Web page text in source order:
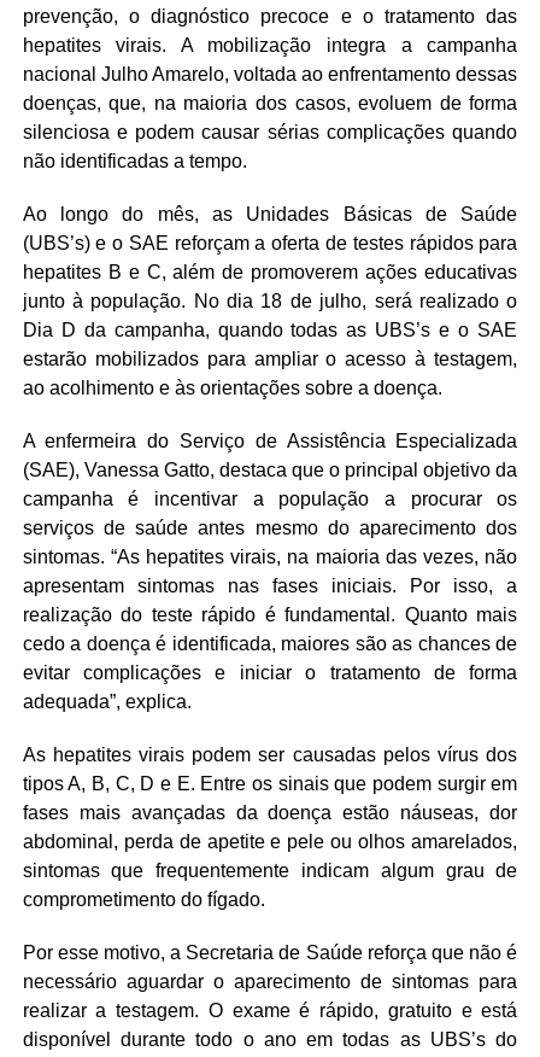
prevenção, o diagnóstico precoce e o tratamento das
hepatites virais. A mobilização integra a campanha
nacional Julho Amarelo, voltada ao enfrentamento dessas
doenças, que, na maioria dos casos, evoluem de forma
silenciosa e podem causar sérias complicações quando
não identificadas a tempo.
Ao longo do mês, as Unidades Básicas de Saúde
(UBS’s) e o SAE reforçam a oferta de testes rápidos para
hepatites B e C, além de promoverem ações educativas
junto à população. No dia 18 de julho, será realizado o
Dia D da campanha, quando todas as UBS’s e o SAE
estarão mobilizados para ampliar o acesso à testagem,
ao acolhimento e às orientações sobre a doença.
A enfermeira do Serviço de Assistência Especializada
(SAE), Vanessa Gatto, destaca que o principal objetivo da
campanha é incentivar a população a procurar os
serviços de saúde antes mesmo do aparecimento dos
sintomas. “As hepatites virais, na maioria das vezes, não
apresentam sintomas nas fases iniciais. Por isso, a
realização do teste rápido é fundamental. Quanto mais
cedo a doença é identificada, maiores são as chances de
evitar complicações e iniciar o tratamento de forma
adequada”, explica.
As hepatites virais podem ser causadas pelos vírus dos
tipos A, B, C, D e E. Entre os sinais que podem surgir em
fases mais avançadas da doença estão náuseas, dor
abdominal, perda de apetite e pele ou olhos amarelados,
sintomas que frequentemente indicam algum grau de
comprometimento do fígado.
Por esse motivo, a Secretaria de Saúde reforça que não é
necessário aguardar o aparecimento de sintomas para
realizar a testagem. O exame é rápido, gratuito e está
disponível durante todo o ano em todas as UBS’s do